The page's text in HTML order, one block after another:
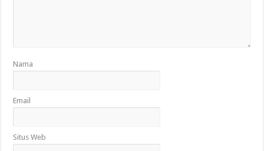
Nama
Email
Situs Web